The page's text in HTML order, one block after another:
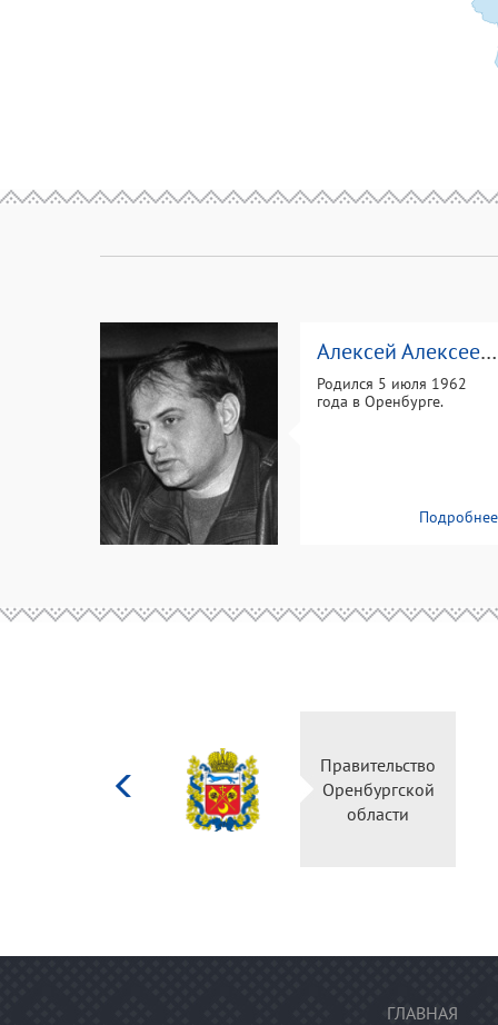
Алексей Алексеевич Саморядов
Родился 5 июля 1962
года в Оренбурге.
Подробнее
культуры
Российской
федерации
ГЛАВНАЯ